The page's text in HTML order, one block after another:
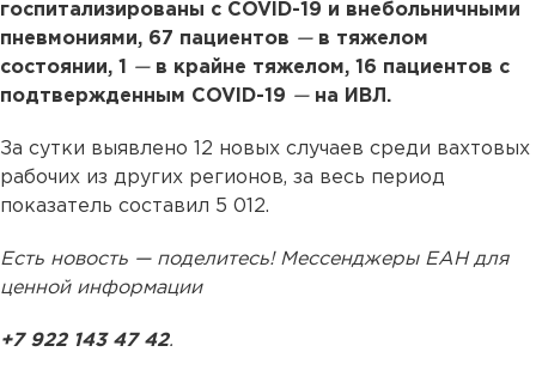
госпитализированы с COVID-19 и внебольничными
пневмониями, 67 пациентов —в тяжелом
состоянии, 1
—в крайне тяжелом, 16 пациентов с
подтвержденным COVID-19 —на ИВЛ.
За сутки выявлено 12 новых случаев среди вахтовых
рабочих из других регионов, за весь период
показатель составил 5 012.
Есть новость — поделитесь! Мессенджеры ЕАН для
ценной информации
+7 922 143 47 42.